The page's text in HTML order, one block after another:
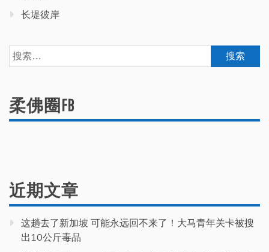
长堤彼岸
搜
索：
柔佛圈FB
近期文章
这趟去了新加坡 可能永远回不来了！大马青年关卡被搜
出10公斤毒品